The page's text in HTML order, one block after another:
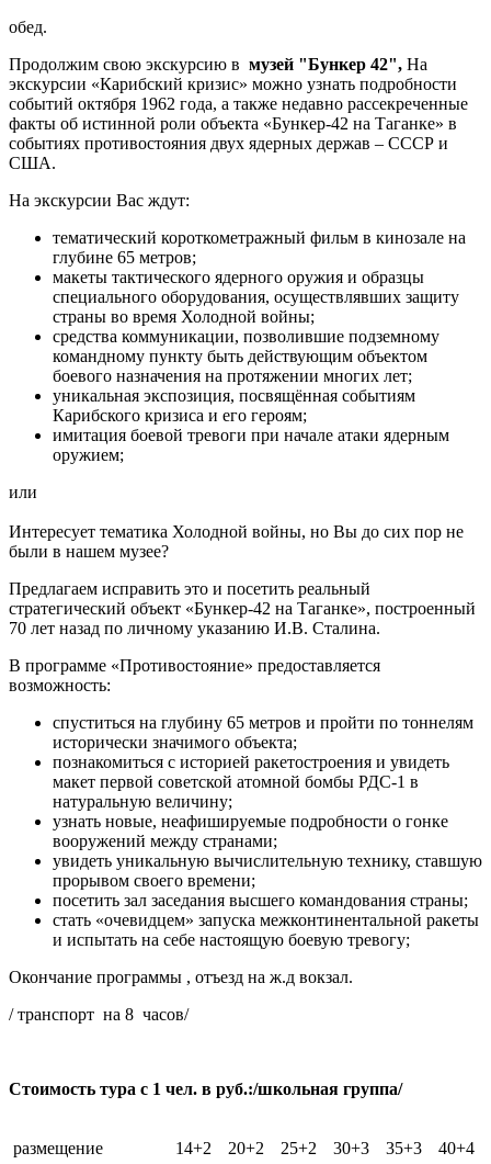
обед.
Продолжим свою экскурсию в музей "Бункер 42", На
экскурсии «Карибский кризис» можно узнать подробности
событий октября 1962 года, а также недавно рассекреченные
факты об истинной роли объекта «Бункер-42 на Таганке» в
событиях противостояния двух ядерных держав – СССР и
США.
На экскурсии Вас ждут:
тематический короткометражный фильм в кинозале на
глубине 65 метров;
макеты тактического ядерного оружия и образцы
специального оборудования, осуществлявших защиту
страны во время Холодной войны;
средства коммуникации, позволившие подземному
командному пункту быть действующим объектом
боевого назначения на протяжении многих лет;
уникальная экспозиция, посвящённая событиям
Карибского кризиса и его героям;
имитация боевой тревоги при начале атаки ядерным
оружием;
или
Интересует тематика Холодной войны, но Вы до сих пор не
были в нашем музее?
Предлагаем исправить это и посетить реальный
стратегический объект «Бункер-42 на Таганке», построенный
70 лет назад по личному указанию И.В. Сталина.
В программе «Противостояние» предоставляется
возможность:
спуститься на глубину 65 метров и пройти по тоннелям
исторически значимого объекта;
познакомиться с историей ракетостроения и увидеть
макет первой советской атомной бомбы РДС-1 в
натуральную величину;
узнать новые, неафишируемые подробности о гонке
вооружений между странами;
увидеть уникальную вычислительную технику, ставшую
прорывом своего времени;
посетить зал заседания высшего командования страны;
стать «очевидцем» запуска межконтинентальной ракеты
и испытать на себе настоящую боевую тревогу;
Окончание программы , отъезд на ж.д вокзал.
/ транспорт на 8 часов/
Стоимость тура с 1 чел. в руб.:/школьная группа/
размещение 14+2 20+2 25+2 30+3 35+3 40+4